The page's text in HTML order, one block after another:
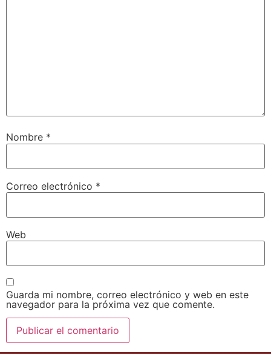
Nombre *
Correo electrónico *
Web
Guarda mi nombre, correo electrónico y web en este
navegador para la próxima vez que comente.